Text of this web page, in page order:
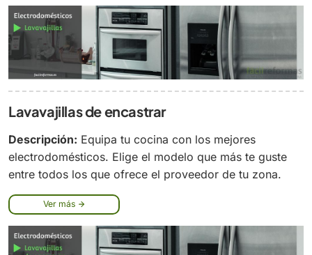
Lavavajillas de encastrar
Descripción: Equipa tu cocina con los mejores
electrodomésticos. Elige el modelo que más te guste
entre todos los que ofrece el proveedor de tu zona.
Ver más